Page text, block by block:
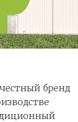
бренд